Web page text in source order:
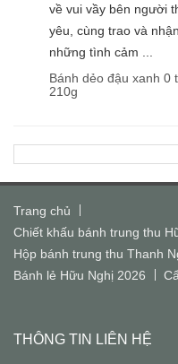
về vui vầy bên người
yêu, cùng trao và nhận
những tình cảm ...
Bánh dẻo đậu xanh 0
210g
Trang chủ
Chiết khấu bánh trung thu
Hộp bánh trung thu Thanh
Bánh lẻ Hữu Nghị 2026
THÔNG TIN LIÊN HỆ